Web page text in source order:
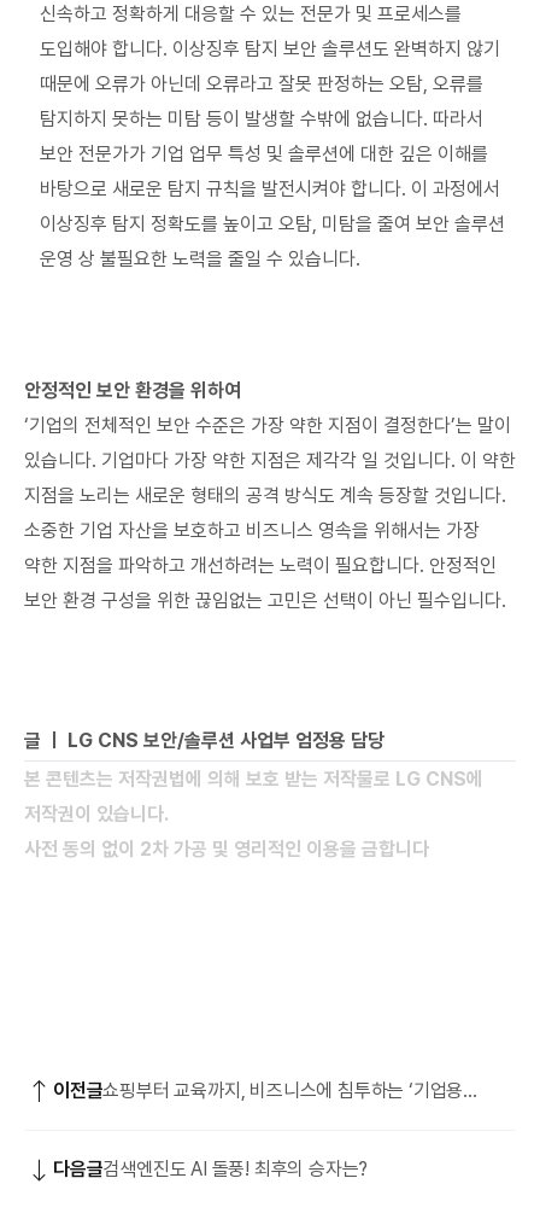
신속하고 정확하게 대응할 수 있는 전문가 및 프로세스를
도입해야 합니다. 이상징후 탐지 보안 솔루션도 완벽하지 않기
때문에 오류가 아닌데 오류라고 잘못 판정하는 오탐, 오류를
탐지하지 못하는 미탐 등이 발생할 수밖에 없습니다. 따라서
보안 전문가가 기업 업무 특성 및 솔루션에 대한 깊은 이해를
바탕으로 새로운 탐지 규칙을 발전시켜야 합니다. 이 과정에서
이상징후 탐지 정확도를 높이고 오탐, 미탐을 줄여 보안 솔루션
운영 상 불필요한 노력을 줄일 수 있습니다.
안정적인 보안 환경을 위하여
‘기업의 전체적인 보안 수준은 가장 약한 지점이 결정한다’는 말이
있습니다. 기업마다 가장 약한 지점은 제각각 일 것입니다. 이 약한
지점을 노리는 새로운 형태의 공격 방식도 계속 등장할 것입니다.
소중한 기업 자산을 보호하고 비즈니스 영속을 위해서는 가장
약한 지점을 파악하고 개선하려는 노력이 필요합니다. 안정적인
보안 환경 구성을 위한 끊임없는 고민은 선택이 아닌 필수입니다.
글 ㅣ LG CNS 보안/솔루션 사업부 엄정용 담당
본 콘텐츠는 저작권법에 의해 보호 받는 저작물로 LG CNS에
저작권이 있습니다.
사전 동의 없이 2차 가공 및 영리적인 이용을 금합니다
이전글쇼핑부터 교육까지, 비즈니스에 침투하는 ‘기업용
다음글검색엔진도 AI 돌풍! 최후의 승자는?